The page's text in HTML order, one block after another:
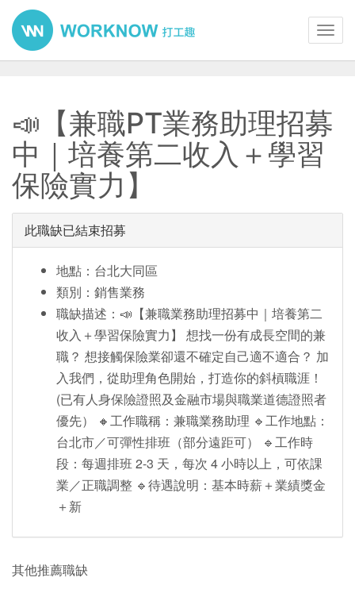
📣【兼職PT業務助理招募
中｜培養第二收入＋學習
保險實力】
此職缺已結束招募
地點：台北大同區
類別：銷售業務
職缺描述：📣【兼職業務助理招募中｜培養第二
收入＋學習保險實力】 想找一份有成長空間的兼
職？ 想接觸保險業卻還不確定自己適不適合？ 加
入我們，從助理角色開始，打造你的斜槓職涯！
(已有人身保險證照及金融市場與職業道德證照者
優先） 🔸工作職稱：兼職業務助理 🔹工作地點：
台北市／可彈性排班（部分遠距可） 🔹工作時
段：每週排班 2-3 天，每次 4 小時以上，可依課
業／正職調整 🔹待遇說明：基本時薪＋業績獎金
＋新
其他推薦職缺